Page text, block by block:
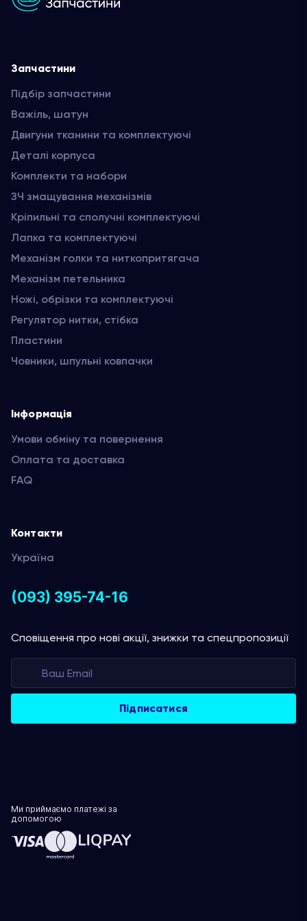
Запчастини
Підбір запчастини
Важіль, шатун
Двигуни тканини та комплектуючі
Деталі корпуса
Комплекти та набори
ЗЧ змащування механізмів
Кріпильні та сполучні комплектуючі
Лапка та комплектуючі
Механізм голки та ниткопритягача
Механізм петельника
Ножі, обрізки та комплектуючі
Регулятор нитки, стібка
Пластини
Човники, шпульні ковпачки
Інформація
Умови обміну та повернення
Оплата та доставка
FAQ
Контакти
Україна
(093) 395-74-16
Сповіщення про нові акції, знижки та спецпропозиції
Ми приймаємо платежі за
допомогою